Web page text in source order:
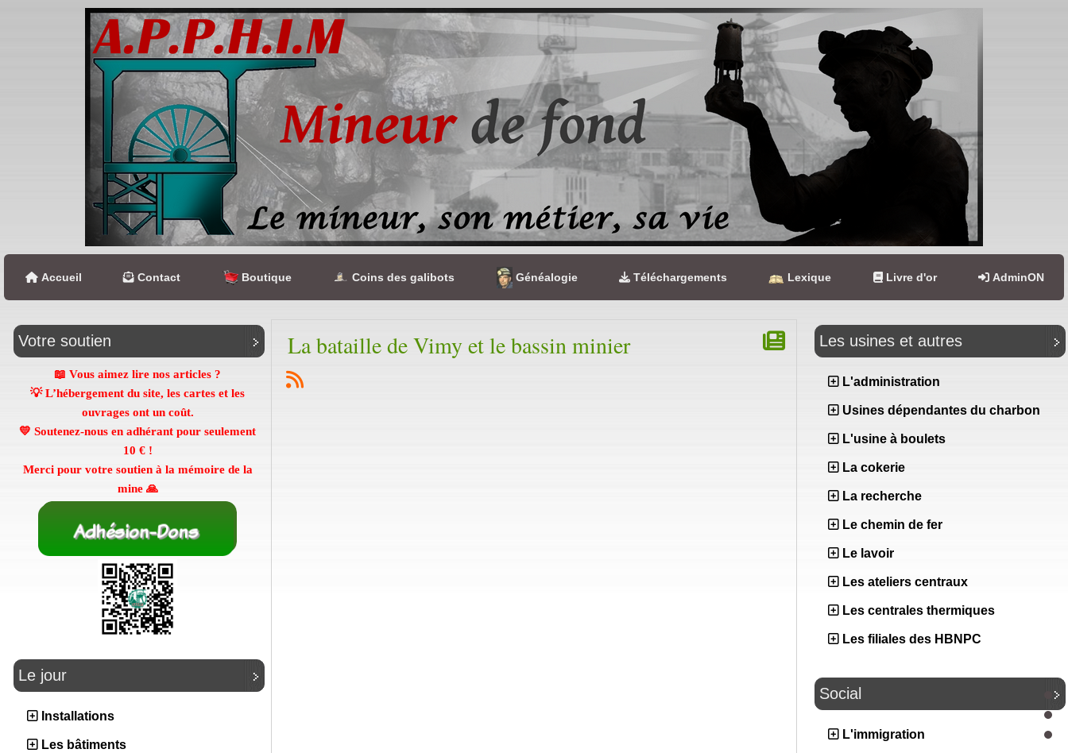
Accueil Contact Boutique Coins des galibots Généalogie Téléchargements Lexique Livre d'or AdminON
Votre soutien
📖 Vous aimez lire nos articles ?
💡 L’hébergement du site, les cartes et les
ouvrages ont un coût.
💛 Soutenez-nous en adhérant pour seulement
10 €!
Merci pour votre soutien à la mémoire de la
mine 🙏
Le jour
Installations
Les bâtiments
La bataille de Vimy et le bassin minier Les usines et autres
L'administration
Usines dépendantes du charbon
L'usine à boulets
La cokerie
La recherche
Le chemin de fer
Le lavoir
Les ateliers centraux
Les centrales thermiques
Les filiales des HBNPC
Social
L'immigration